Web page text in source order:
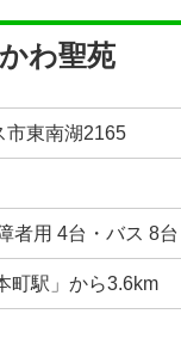
わ聖苑
市東南湖2165
者用 4台・バス 8台
町駅」から3.6km